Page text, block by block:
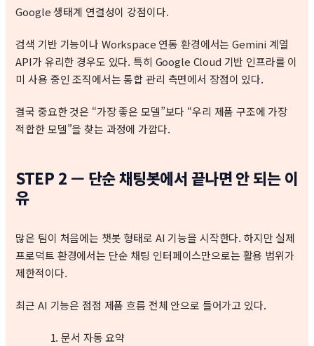
Google 생태계 연결성이 강점이다.
검색 기반 기능이나 Workspace 연동 환경에서는 Gemini 계열
API가 유리한 경우도 있다. 특히 Google Cloud 기반 인프라를 이
미 사용 중인 조직에서는 통합 관리 측면에서 장점이 있다.
결국 중요한 것은 “가장 좋은 모델”보다 “우리 제품 구조에 가장
적합한 모델”을 찾는 과정에 가깝다.
STEP 2 — 단순 채팅봇에서 끝나면 안 되는 이
유
많은 팀이 처음에는 챗봇 형태로 AI 기능을 시작한다. 하지만 실제
프로덕트 환경에서는 단순 채팅 인터페이스만으로는 활용 범위가
제한적이다.
최근 AI 기능은 점점 제품 흐름 전체 안으로 들어가고 있다.
문서 자동 요약